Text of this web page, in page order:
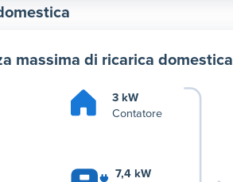
massima di ricarica domestica
3 kW
Contatore
7,4 kW